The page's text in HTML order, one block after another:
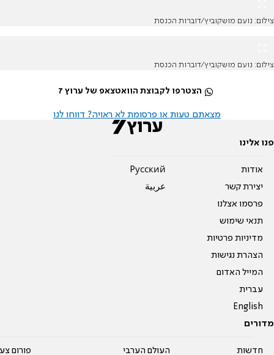
צילום: נועם מושקוביץ/דוברות הכנסת
מצאתם טעות או פרסומת לא ראויה? דווחו לנו
פנו אלינו
אודות
عربية